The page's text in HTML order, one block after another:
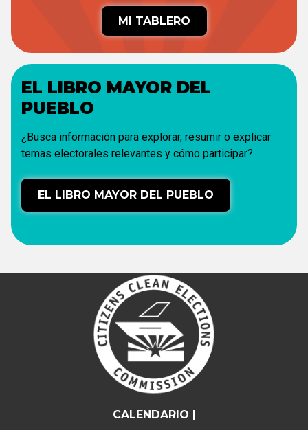
MI TABLERO
EL LIBRO MAYOR DEL
PUEBLO
¿Busca información para explorar, resumir o explicar
temas electorales relevantes y cómo participar?
EL LIBRO MAYOR DEL PUEBLO
CALENDARIO |